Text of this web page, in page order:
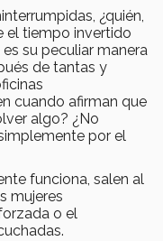
¿quién,
el tiempo invertido
su peculiar manera
de tantas y
cuando afirman que
algo? ¿No
por el
funciona, salen al
mujeres
o el